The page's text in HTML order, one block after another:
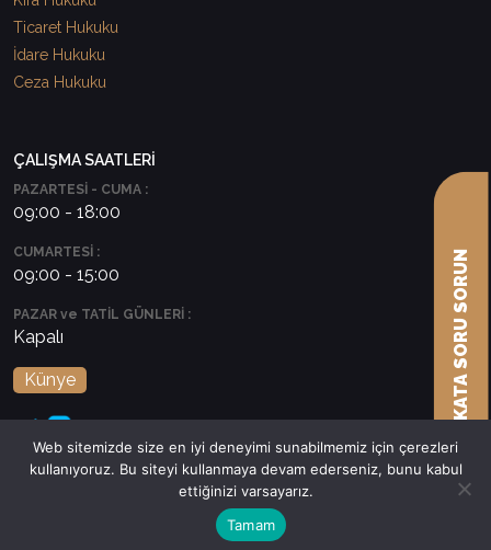
Ticaret Hukuku
İdare Hukuku
Ceza Hukuku
ÇALIŞMA SAATLERİ
PAZARTESİ - CUMA :
09:00 - 18:00
CUMARTESİ :
09:00 - 15:00
PAZAR ve TATİL GÜNLERİ :
Kapalı
Künye
Web sitemizde size en iyi deneyimi sunabilmemiz için çerezleri
kullanıyoruz. Bu siteyi kullanmaya devam ederseniz, bunu kabul
ettiğinizi varsayarız.
Tamam
AVUKATA SORU SORUN